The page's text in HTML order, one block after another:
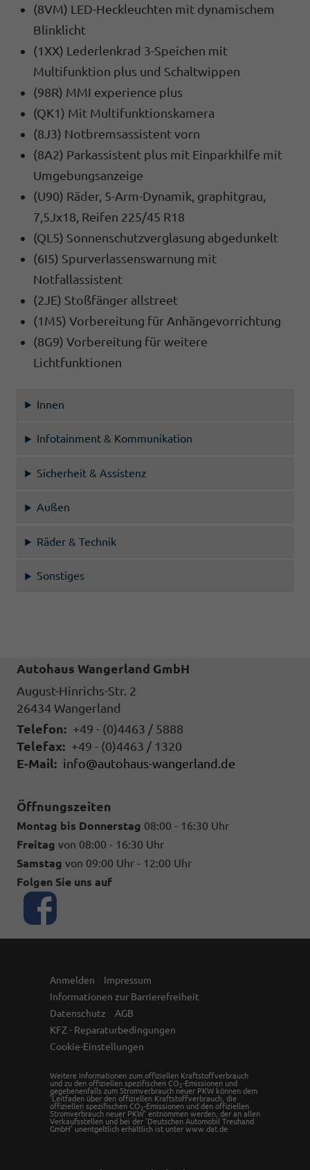
(8VM) LED-Heckleuchten mit dynamischem
Blinklicht
(1XX) Lederlenkrad 3-Speichen mit
Multifunktion plus und Schaltwippen
(98R) MMI experience plus
(QK1) Mit Multifunktionskamera
(8J3) Notbremsassistent vorn
(8A2) Parkassistent plus mit Einparkhilfe mit
Umgebungsanzeige
(U90) Räder, 5-Arm-Dynamik, graphitgrau,
7,5Jx18, Reifen 225/45 R18
(QL5) Sonnenschutzverglasung abgedunkelt
(6I5) Spurverlassenswarnung mit
Notfallassistent
(2JE) Stoßfänger allstreet
(1M5) Vorbereitung für Anhängevorrichtung
(8G9) Vorbereitung für weitere
Lichtfunktionen
Innen
Infotainment & Kommunikation
Sicherheit & Assistenz
Außen
Räder & Technik
Sonstiges
Autohaus Wangerland GmbH
August-Hinrichs-Str. 2
26434 Wangerland
Telefon: +49 - (0)4463 / 5888
Telefax: +49 - (0)4463 / 1320
E-Mail: info@autohaus-wangerland.de
Öffnungszeiten
Montag bis Donnerstag 08:00 - 16:30 Uhr
Freitag von 08:00 - 16:30 Uhr
Samstag von 09:00 Uhr - 12:00 Uhr
Folgen Sie uns auf
Anmelden
Impressum
Informationen zur Barrierefreiheit
Datenschutz
AGB
KFZ - Reparaturbedingungen
Cookie-Einstellungen
Weitere Informationen zum offiziellen Kraftstoffverbrauch
und zu den offiziellen spezifischen CO 2-Emissionen und
gegebenenfalls zum Stromverbrauch neuer PKW können dem
'Leitfaden über den offiziellen Kraftstoffverbrauch, die
offiziellen spezifischen CO 2-Emissionen und den offiziellen
Stromverbrauch neuer PKW' entnommen werden, der an allen
Verkaufsstellen und bei der 'Deutschen Automobil Treuhand
GmbH' unentgeltlich erhältlich ist unter www.dat.de.